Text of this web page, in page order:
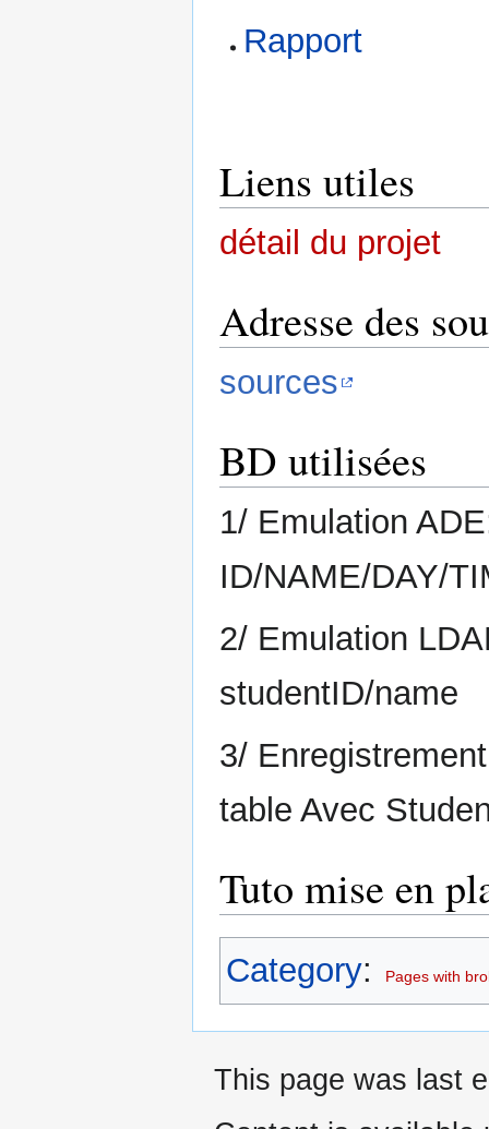
Rapport
Liens utiles
détail du projet
Adresse des
sources
BD utilisées
1/ Emulation
ID/NAME/DAY/
2/ Emulation
studentID/name
3/
table Avec
Tuto mise en
Category: Pages with
This page was last